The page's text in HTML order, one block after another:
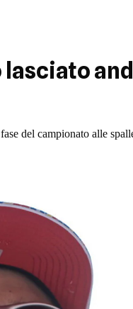
del campionato alle